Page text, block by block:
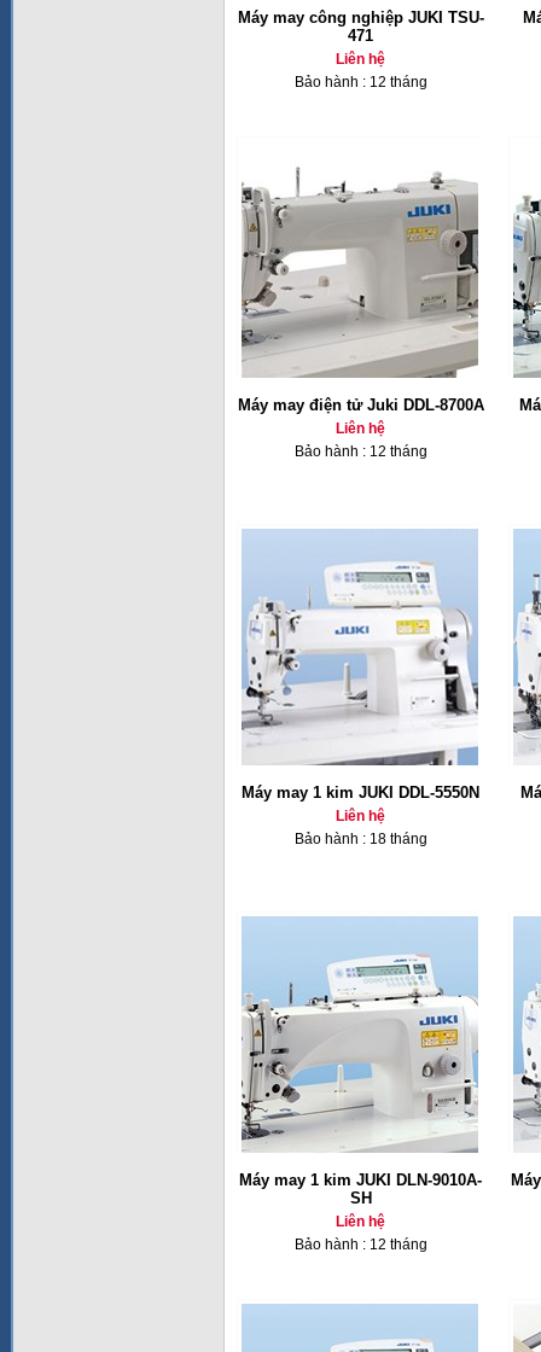
Máy may công nghiệp JUKI TSU-
471
Liên hệ
Bảo hành : 12 tháng
Máy may điện tử Juki DDL-8700A
Liên hệ
Bảo hành : 12 tháng
Máy may 1 kim JUKI DDL-5550N
Liên hệ
Bảo hành : 18 tháng
Máy may 1 kim JUKI DLN-9010A-
SH
Liên hệ
Bảo hành : 12 tháng